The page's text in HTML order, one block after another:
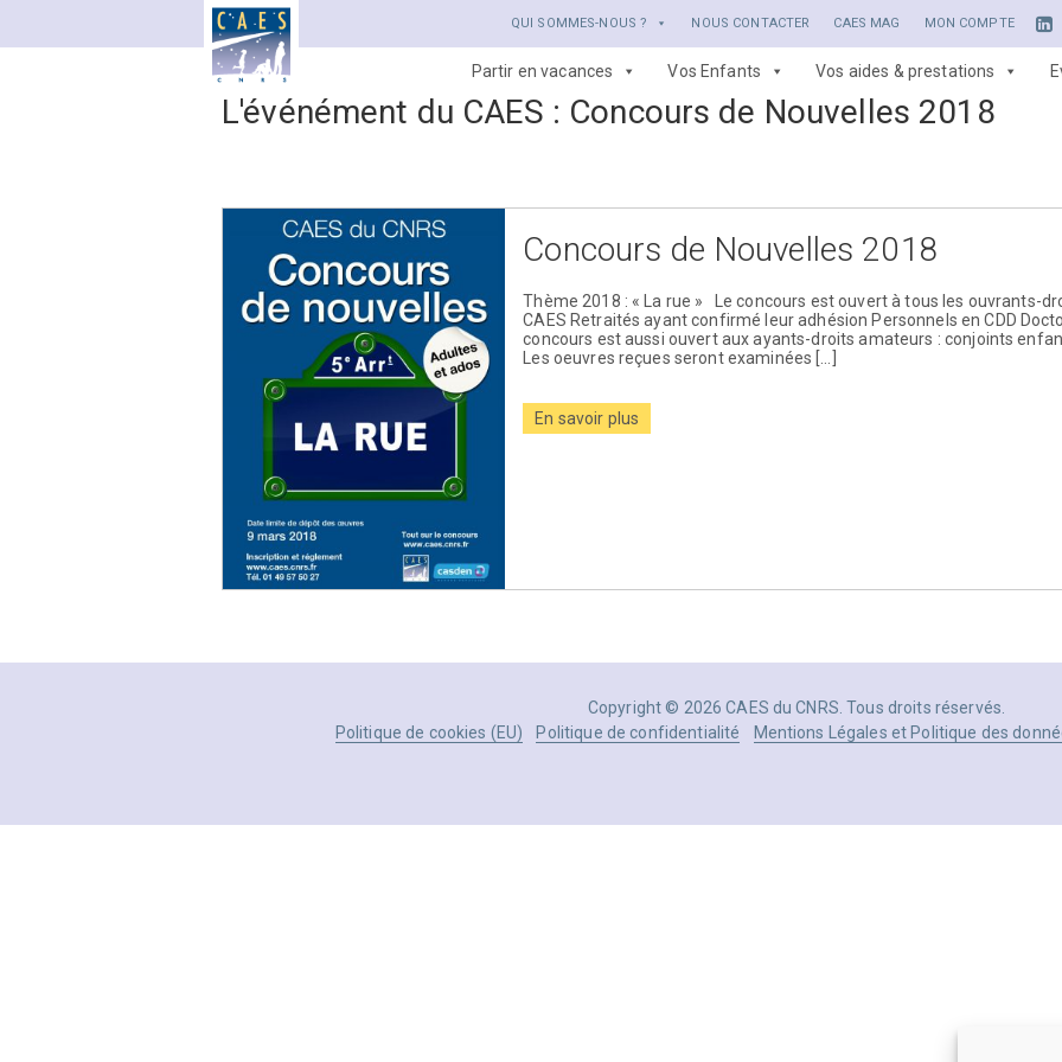
QUI SOMMES-NOUS ? NOUS CONTACTER CAES MAG MON COMPTE
Partir en vacances Vos Enfants Vos aides & prestations
L'événément du CAES : Concours de Nouvelles 2018
Concours de Nouvelles 2018
Thème 2018 : « La rue » Le concours est ouvert à tous les ouvrants-
CAES Retraités ayant confirmé leur adhésion Personnels en CDD
concours est aussi ouvert aux ayants-droits amateurs : conjoints
Les oeuvres reçues seront examinées […]
En savoir plus
Copyright © 2026 CAES du CNRS. Tous droits réservés.
Politique de cookies (EU)
Politique de confidentialité Mentions Légales et Politique des